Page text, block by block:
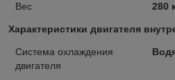
Вес 280
Характеристики двигателя
Система охлаждения
двигателя